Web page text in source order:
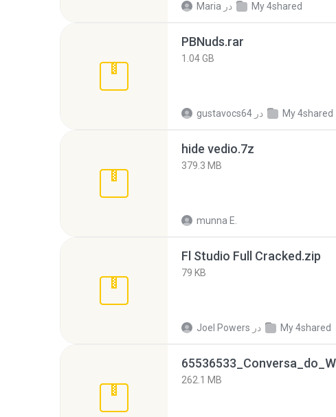
Maria در My 4shared
PBNuds.rar
1.04 GB
gustavocs64 در My 4shared
hide vedio.7z
379.3 MB
munna E.
Fl Studio Full Cracked.zip
79 KB
Joel Powers در My 4shared
262.1 MB